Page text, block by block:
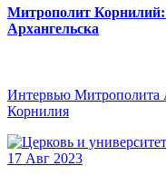
Митрополит Корнилий:
Архангельска
Интервью Митрополита
Корнилия
17 Авг 2023